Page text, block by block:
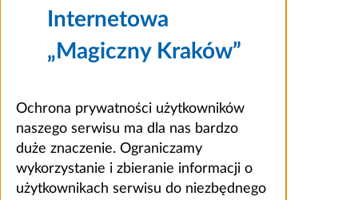
Internetowa
„Magiczny Kraków”
Ochrona prywatności użytkowników
naszego serwisu ma dla nas bardzo
duże znaczenie. Ograniczamy
wykorzystanie i zbieranie informacji o
użytkownikach serwisu do niezbędnego